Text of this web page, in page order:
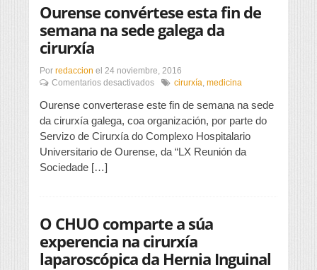
Ourense convértese esta fin de
semana na sede galega da
cirurxía
Por redaccion el 24 noviembre, 2016
Comentarios desactivadosen
convértese
esta
fin
de
semana
cirurxía, medicina
Ourense converterase este fin de semana na sede
da cirurxía galega, coa organización, por parte do
Servizo de Cirurxía do Complexo Hospitalario
Universitario de Ourense, da “LX Reunión da
Sociedade […]
O CHUO comparte a súa
experencia na cirurxía
laparoscópica da Hernia Inguinal